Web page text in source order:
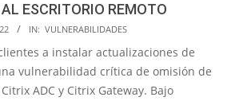
ESCRITORIO REMOTO
IN: VULNERABILIDADES
a instalar actualizaciones de
vulnerabilidad crítica de omisión de
ADC y Citrix Gateway. Bajo